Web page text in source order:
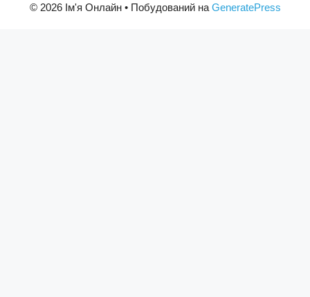
© 2026 Ім'я Онлайн• Побудований на GeneratePress